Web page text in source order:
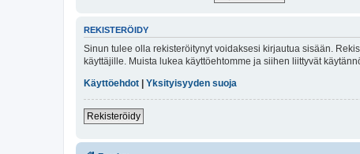
REKISTERÖIDY
Sinun tulee olla rekisteröitynyt voidaksesi kirjautua sisään.
käyttäjille. Muista lukea käyttöehtomme ja siihen liittyvät
Käyttöehdot | Yksityisyyden suoja
Rekisteröidy